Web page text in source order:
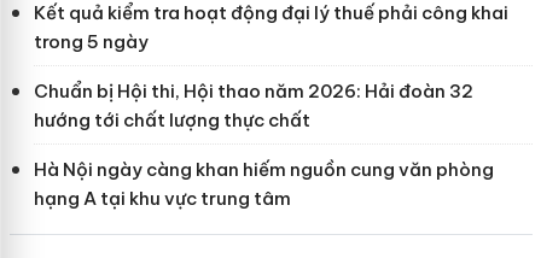
Kết quả kiểm tra hoạt động đại lý thuế phải công khai
trong 5 ngày
Chuẩn bị Hội thi, Hội thao năm 2026: Hải đoàn 32
hướng tới chất lượng thực chất
Hà Nội ngày càng khan hiếm nguồn cung văn phòng
hạng A tại khu vực trung tâm